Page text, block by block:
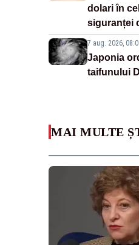
dolari în
siguranței
7 aug. 2026,
Japonia
taifunului
MAI MULTE